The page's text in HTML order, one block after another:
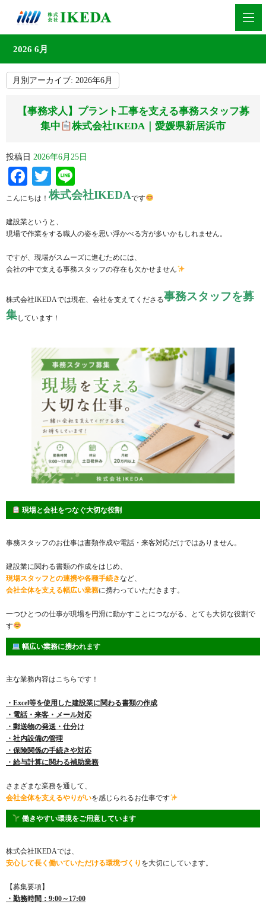
2026 6月
月別アーカイブ: 2026年6月
【事務求人】プラント工事を支える事務スタッフ募
集中
株式会社IKEDA｜愛媛県新居浜市
投稿日 2026年6月25日
Facebook
Twitter
こんにちは！ 株式会社IKEDAです
建設業というと、
現場で作業をする職人の姿を思い浮かべる方が多いかもしれません。
ですが、現場がスムーズに進むためには、
会社の中で支える事務スタッフの存在も欠かせません
株式会社IKEDAでは現在、会社を支えてくださる事務スタッフを募
集しています！
現場と会社をつなぐ大切な役割
事務スタッフのお仕事は書類作成や電話・来客対応だけではありません。
建設業に関わる書類の作成をはじめ、
現場スタッフとの連携や各種手続きなど、
会社全体を支える幅広い業務に携わっていただきます。
一つひとつの仕事が現場を円滑に動かすことにつながる、とても大切な役割で
す
幅広い業務に携われます
主な業務内容はこちらです！
・Excel等を使用した建設業に関わる書類の作成
・電話・来客・メール対応
・郵送物の発送・仕分け
・社内設備の管理
・保険関係の手続きや対応
・給与計算に関わる補助業務
さまざまな業務を通して、
会社全体を支えるやりがいを感じられるお仕事です
働きやすい環境をご用意しています
株式会社IKEDAでは、
安心して長く働いていただける環境づくり を大切にしています。
【募集要項】
・勤務時間：9:00～17:00